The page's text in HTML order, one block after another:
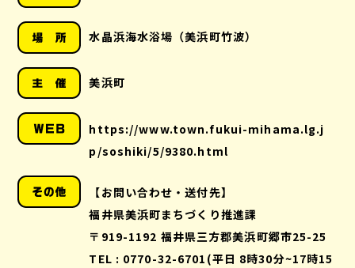
水晶浜海水浴場（美浜町竹波）
美浜町
https://www.town.fukui-mihama.lg.j
p/soshiki/5/9380.html
【お問い合わせ・送付先】
福井県美浜町まちづくり推進課
〒919-1192 福井県三方郡美浜町郷市25-25
TEL : 0770-32-6701 (平日 8時30分~17時15